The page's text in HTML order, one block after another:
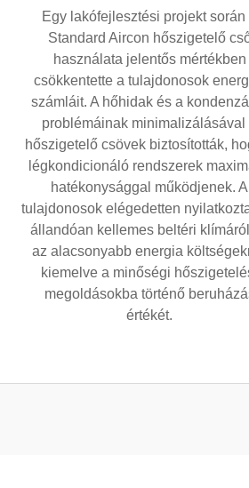
Egy lakófejlesztési projekt során
Standard Aircon hőszigetelő
használata jelentős mértékben
csökkentette a tulajdonosok
számláit. A hőhidak és a
problémáinak minimalizálásával
hőszigetelő csövek biztosították,
légkondicionáló rendszerek
hatékonysággal működjenek. A
tulajdonosok elégedetten
állandóan kellemes beltéri
az alacsonyabb energia
kiemelve a minőségi
megoldásokba történő
értékét.